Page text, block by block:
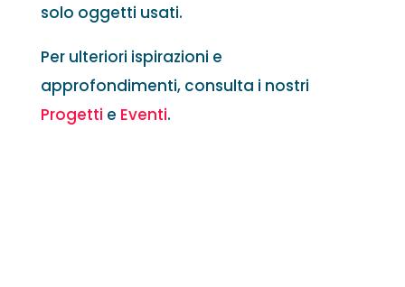
solo oggetti usati.
Per ulteriori ispirazioni e
approfondimenti, consulta i nostri
Progetti e Eventi.